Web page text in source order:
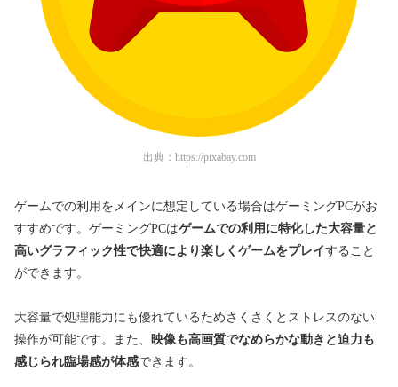
出典： https://pixabay.com
ゲームでの利用をメインに想定している場合はゲーミングPCがお
すすめです。ゲーミングPCはゲームでの利用に特化した大容量と
高いグラフィック性で快適により楽しくゲームをプレイすること
ができます。
大容量で処理能力にも優れているためさくさくとストレスのない
操作が可能です。また、 映像も高画質でなめらかな動きと迫力も
感じられ臨場感が体感できます。